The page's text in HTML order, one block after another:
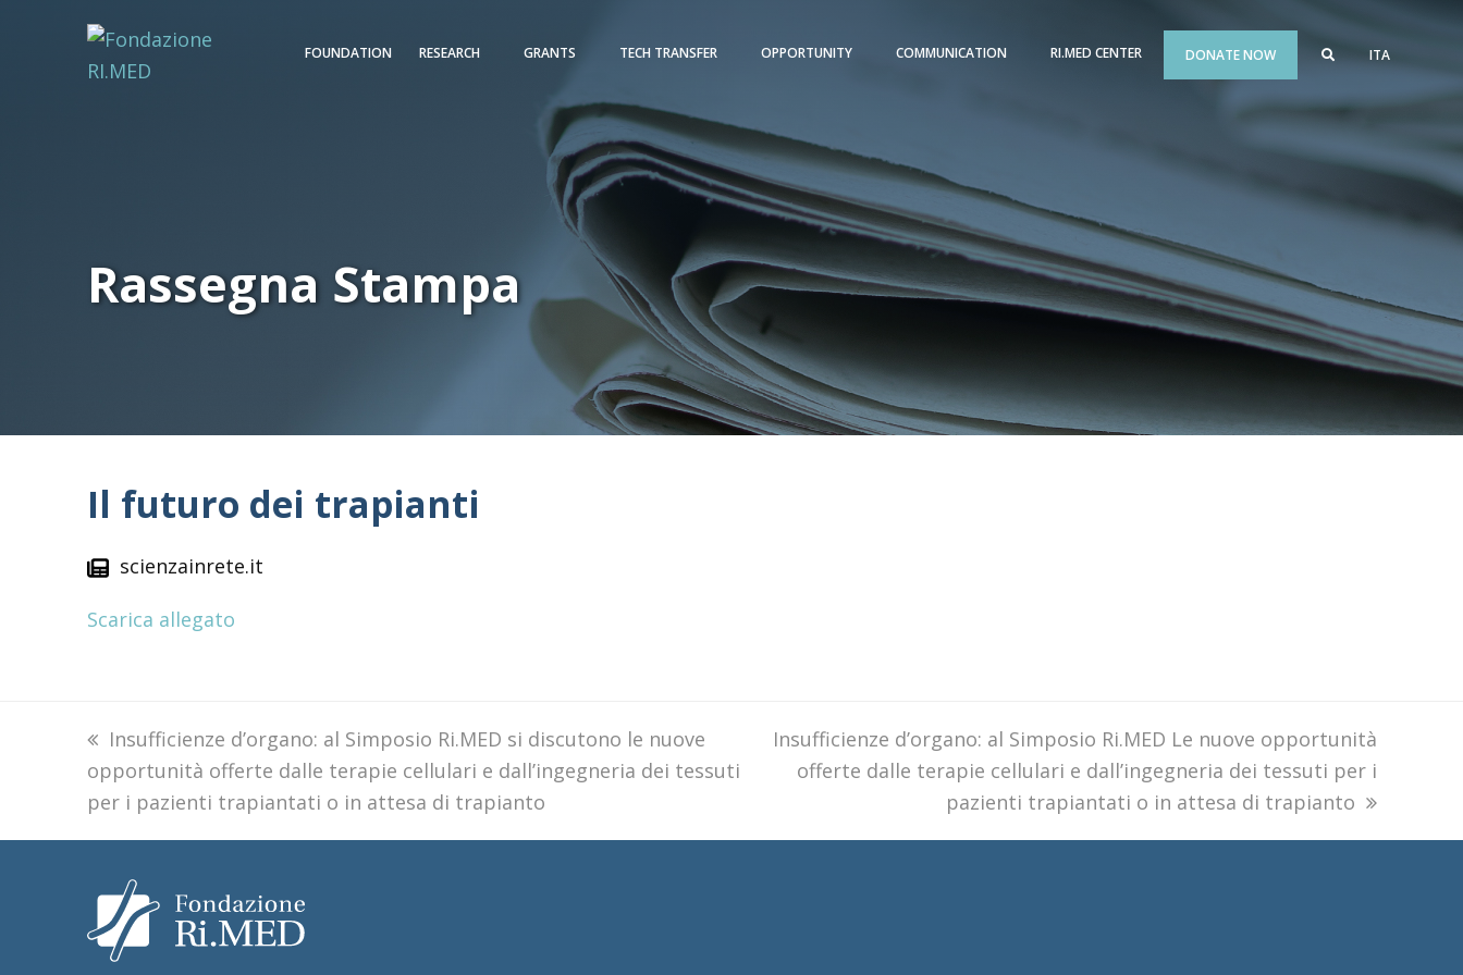
FOUNDATION RESEARCH GRANTS TECH TRANSFER OPPORTUNITY COMMUNICATION RI.MED CENTER DONATE NOW ITA
Rassegna Stampa
Il futuro dei trapianti
scienzainrete.it
Scarica allegato
previous
post:
Insufficienze d’organo: al Simposio Ri.MED si discutono le nuove
opportunità offerte dalle terapie cellulari e dall’ingegneria dei tessuti
per i pazienti trapiantati o in attesa di trapianto
next
post:
Insufficienze d’organo: al Simposio Ri.MED Le nuove opportunità
offerte dalle terapie cellulari e dall’ingegneria dei tessuti per i
pazienti trapiantati o in attesa di trapianto